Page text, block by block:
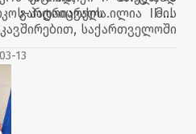
პატრიარქის ილია II-ის
მის
საქართველოში
II-ს 22 მარტს სიონის
13